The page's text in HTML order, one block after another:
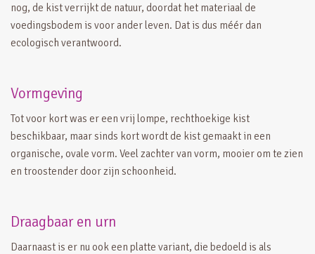
nog, de kist verrijkt de natuur, doordat het materiaal de
voedingsbodem is voor ander leven. Dat is dus méér dan
ecologisch verantwoord.
Vormgeving
Tot voor kort was er een vrij lompe, rechthoekige kist
beschikbaar, maar sinds kort wordt de kist gemaakt in een
organische, ovale vorm. Veel zachter van vorm, mooier om te zien
en troostender door zijn schoonheid.
Draagbaar en urn
Daarnaast is er nu ook een platte variant, die bedoeld is als